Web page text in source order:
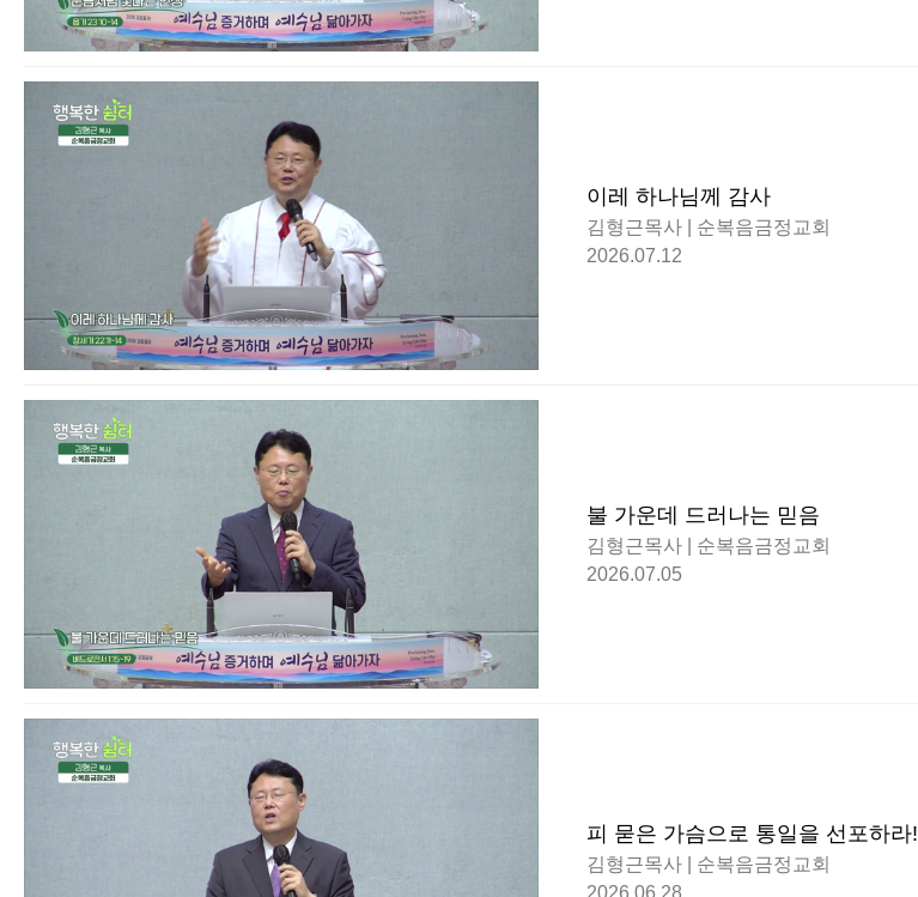
이레 하나님께 감사
김형근목사 | 순복음금정교회
2026.07.12
불 가운데 드러나는 믿음
김형근목사 | 순복음금정교회
2026.07.05
피 묻은 가슴으로 통일을 선포하라!
김형근목사 | 순복음금정교회